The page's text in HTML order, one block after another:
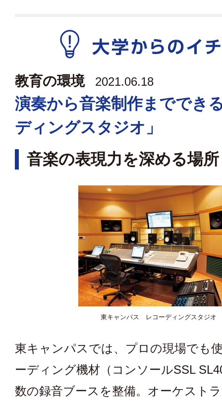
教育の環境 2021.06.18
演奏から音楽制作まででき
ディングスタジオ」
音楽の表現力を深める場所
東キャンパス レコーディングスタジオ
東キャンパスでは、プロの現場でも
ーディング機材（コンソールSSL
数の録音ブースを整備。オーケスト